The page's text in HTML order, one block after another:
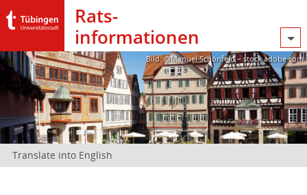
Rats­
informationen
Bild: @Manuel Schönfeld – stock.adobe.com
Translate into English